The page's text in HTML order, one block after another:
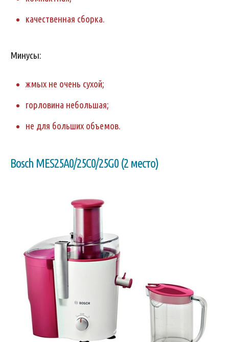
качественная сборка.
Минусы:
жмых не очень сухой;
горловина небольшая;
не для больших объемов.
Bosch MES25A0/25C0/25G0 (2 место)